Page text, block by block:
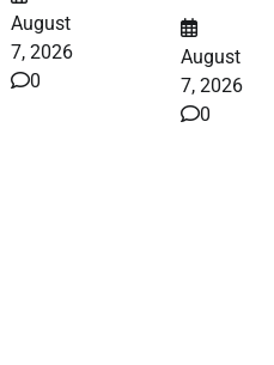
August
7, 2026
0
August
7, 2026
0